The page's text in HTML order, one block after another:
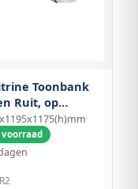
Toonbank
Ruit, op
voorraad